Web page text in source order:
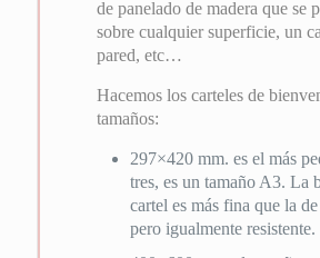
de panelado de madera que se
sobre cualquier superficie, un
pared, etc…
Hacemos los carteles de
tamaños:
297×420 mm. es el más
tres, es un tamaño A3. La
cartel es más fina que la
pero igualmente resistente.